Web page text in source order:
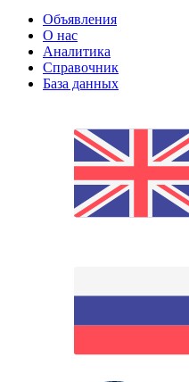
Объявления
О нас
Аналитика
Справочник
База данных